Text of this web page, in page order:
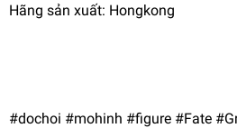
Hãng sản xuất: Hongkong
#dochoi #mohinh #figure #Fate